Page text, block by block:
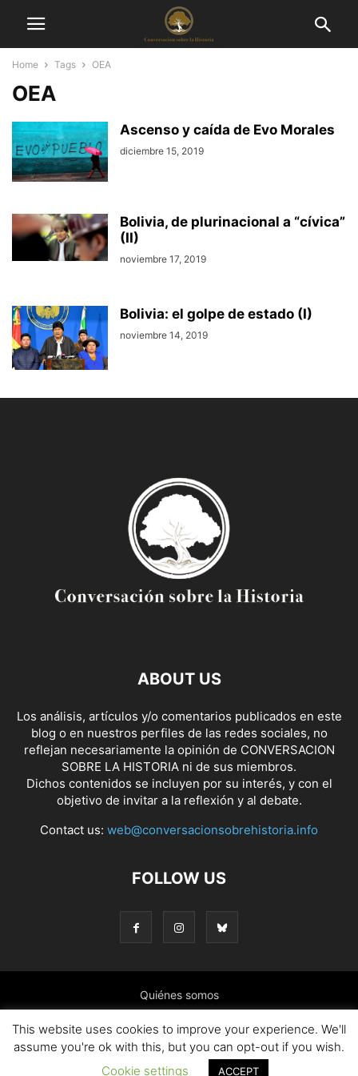
Home Tags OEA
OEA
Ascenso y caída de Evo Morales
diciembre 15, 2019
Bolivia, de plurinacional a “cívica”
(II)
noviembre 17, 2019
Bolivia: el golpe de estado (I)
noviembre 14, 2019
ABOUT US
Los análisis, artículos y/o comentarios publicados en este
blog o en nuestros perfiles de las redes sociales, no
reflejan necesariamente la opinión de CONVERSACION
SOBRE LA HISTORIA ni de sus miembros.
Dichos contenidos se incluyen por su interés, y con el
objetivo de invitar a la reflexión y al debate.
Contact us: web@conversacionsobrehistoria.info
FOLLOW US
Quiénes somos
Presentación: El ánimo y las ideas que nos mueven
Colaborar en el blog Contacto Política de cookies
This website uses cookies to improve your experience. We'll
assume you're ok with this, but you can opt-out if you wish.
Cookie settings
ACCEPT